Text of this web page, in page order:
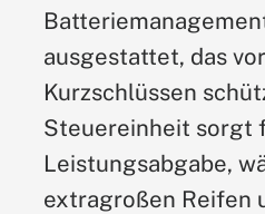
ausgestattet, das
Kurzschlüssen
Steuereinheit sorgt
Leistungsabgabe,
extragroßen Reifen